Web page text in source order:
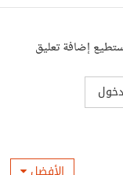
إضافة تعليق
دخول